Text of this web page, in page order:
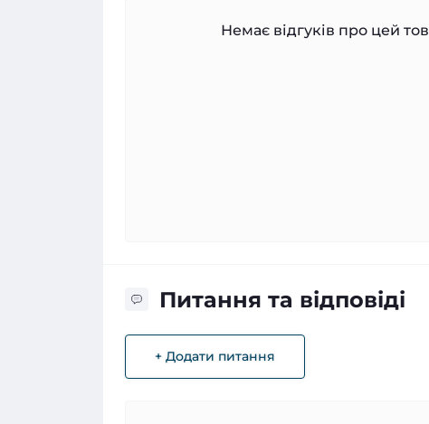
Немає відгуків про цей
Питання та відповіді
+ Додати питання